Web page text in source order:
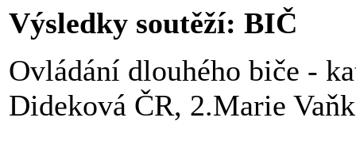
Výsledky soutěží: BIČ
Ovládání dlouhého biče -
Dideková ČR, 2.Marie